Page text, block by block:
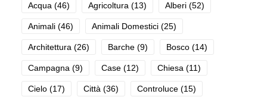
Acqua (46) Agricoltura (13) Alberi (52)
Animali (46) Animali Domestici (25)
Architettura (26) Barche (9) Bosco (14)
Campagna (9) Case (12) Chiesa (11)
Cielo (17) Città (36) Controluce (15)